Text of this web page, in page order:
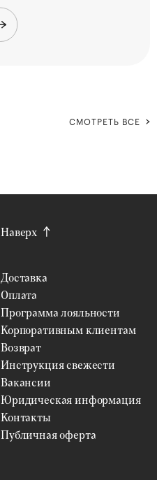
СМОТРЕТЬ ВСЕ
Доставка
Оплата
Программа лояльности
Корпоративным клиентам
Возврат
Инструкция свежести
Вакансии
Юридическая информация
Контакты
Публичная оферта
Наверх